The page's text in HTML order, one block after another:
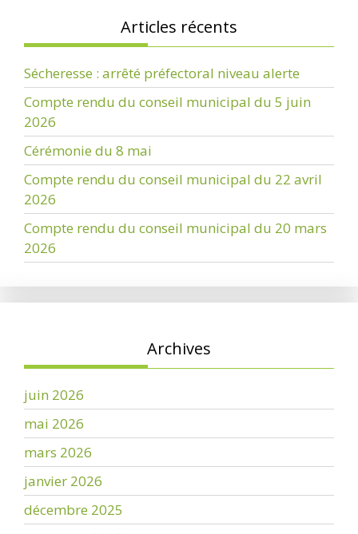
Articles récents
Sécheresse : arrêté préfectoral niveau alerte
Compte rendu du conseil municipal du 5 juin
2026
Cérémonie du 8 mai
Compte rendu du conseil municipal du 22 avril
2026
Compte rendu du conseil municipal du 20 mars
2026
Archives
juin 2026
mai 2026
mars 2026
janvier 2026
décembre 2025